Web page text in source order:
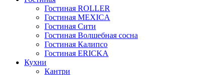
Гостиная ROLLER
Гостиная MEXICA
Гостиная Сити
Гостиная Волшебная сосна
Гостиная Калипсо
Гостиная ERICKA
Кухни
Кантри